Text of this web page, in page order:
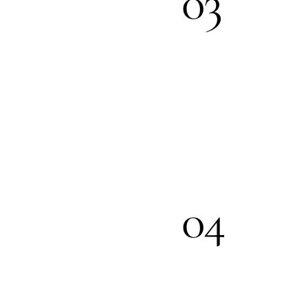
04